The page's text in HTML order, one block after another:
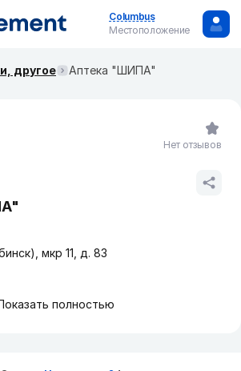
Columbus
Местоположение
другое Аптека "ШИПА"
мкр 11, д. 83
полностью
Нет отзывов